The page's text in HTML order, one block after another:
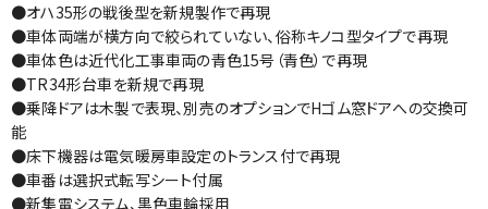
●オハ35形の戦後型を新規製作で再現
●車体両端が横方向で絞られていない、俗称キノコ型タイプで再現
●車体色は近代化工事車両の青色15号（青色）で再現
●TR34形台車を新規で再現
●乗降ドアは木製で表現、別売のオプションでHゴム窓ドアへの交換可
能
●床下機器は電気暖房車設定のトランス付で再現
●車番は選択式転写シート付属
●新集電システム、黒色車輪採用